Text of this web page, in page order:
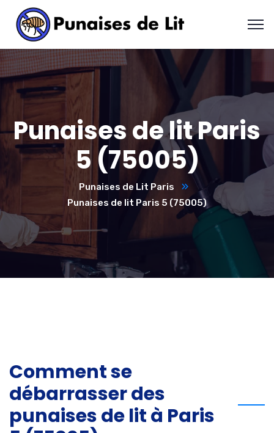
Punaises de lit Paris
5 (75005)
Punaises de Lit Paris
Punaises de lit Paris 5 (75005)
Comment se
débarrasser des
punaises de lit à Paris